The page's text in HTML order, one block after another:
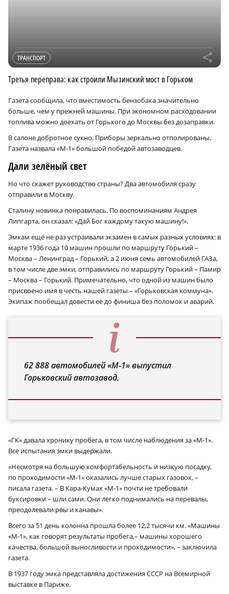
ТРАНСПОРТ r
Третья переправа: как строили Мызинский мост в Горьком
Газета сообщила, что вместимость бензобака значительно
больше, чем у прежней машины. При экономном расходовании
топлива можно доехать от Горького до Москвы без дозаправки.
В салоне добротное сукно. Приборы зеркально отполированы.
Газета назвала «М‑1» большой победой автозаводцев.
Дали зелёный свет
Но что скажет руководство страны? Два автомобиля сразу
отправили в Москву.
Сталину новинка понравилась. По воспоминаниям Андрея
Липгарта, он сказал: «Дай Бог каждому такую машину!».
Эмкам ещё не раз устраивали экзамен в самых разных условиях: в
марте 1936 года 10 машин прошли по маршруту Горький –
Москва – Ленинград – Горький, а 2 июня семь автомобилей ГАЗа,
в том числе две эмки, отправились по маршруту Горький – Памир
– Москва – Горький. Примечательно, что одной из машин было
присвоено имя в честь нашей газеты – «Горьковская коммуна».
Экипаж пообещал довести её до финиша без поломок и аварий.
62 888 автомобилей «М‑1» выпустил
Горьковский автозавод.
«ГК» давала хронику пробега, в том числе наблюдения за «М‑1».
Все испытания эмки выдержали.
«Несмотря на большую комфортабельность и низкую посадку,
по проходимости «М‑1» оказались лучше старых газовок, –
писала газета. – В Кара-Кумах «М‑1» почти не требовали
буксировки – шли сами. Они легко поднимались на перевалы,
преодолевали рвы и канавы».
Всего за 51 день колонна прошла более 12,2 тысячи км. «Машины
«М‑1», как говорят результаты пробега,– машины хорошего
качества, большой выносливости и проходимости», – заключила
газета.
В 1937 году эмка представляла достижения СССР на Всемирной
выставке в Париже.